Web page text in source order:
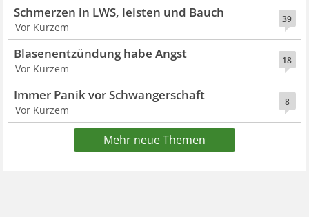
39
Schmerzen in LWS, leisten und Bauch
Vor Kurzem
18
Blasenentzündung habe Angst
Vor Kurzem
8
Immer Panik vor Schwangerschaft
Vor Kurzem
Mehr neue Themen